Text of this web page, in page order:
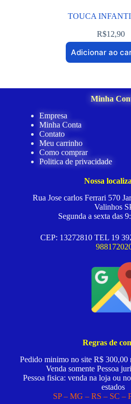
TOUCA
R$12,90
Adicionar ao
Minha
Empresa
Minha Conta
Contato
Meu carrinho
Como comprar
Politica de privacidade
Nossa
Rua Jose carlos Ferrari 570
Valinhos
Segunda a sexta das
CEP: 13272810 TEL 19
Regras de
Pedido minimo no site R$
Venda somente Pessoa
Pessoa fisica: venda na loja ou
estados
SP – MG – RS – SC –